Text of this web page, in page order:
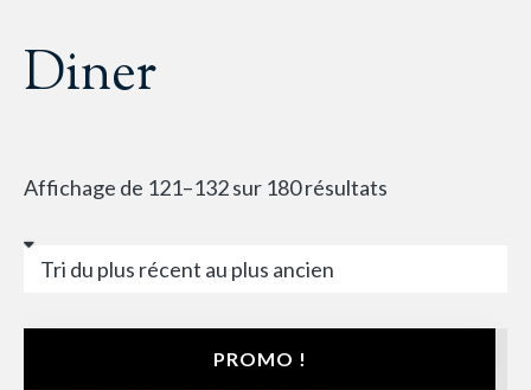
Diner
Affichage de 121–132 sur 180 résultats
PROMO !